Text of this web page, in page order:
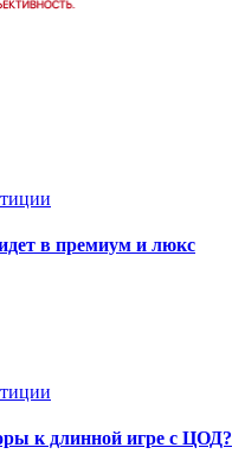
в премиум и люкс
к длинной игре с ЦОД?